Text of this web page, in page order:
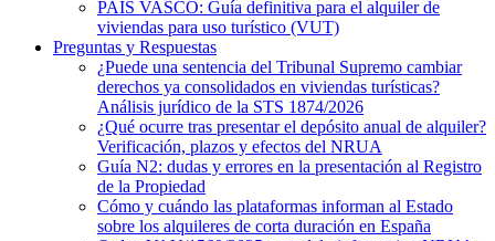
PAIS VASCO: Guía definitiva para el alquiler de
viviendas para uso turístico (VUT)
Preguntas y Respuestas
¿Puede una sentencia del Tribunal Supremo cambiar
derechos ya consolidados en viviendas turísticas?
Análisis jurídico de la STS 1874/2026
¿Qué ocurre tras presentar el depósito anual de alquiler?
Verificación, plazos y efectos del NRUA
Guía N2: dudas y errores en la presentación al Registro
de la Propiedad
Cómo y cuándo las plataformas informan al Estado
sobre los alquileres de corta duración en España